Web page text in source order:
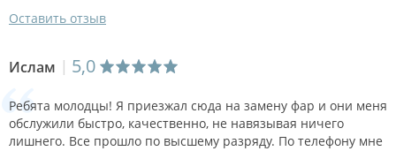
Оставить отзыв
Ислам 5,0
Ребята молодцы! Я приезжал сюда на замену фар и они меня
обслужили быстро, качественно, не навязывая ничего
лишнего. Все прошло по высшему разряду. По телефону мне